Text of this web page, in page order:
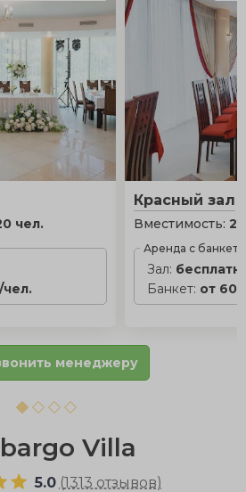
чел.
Красный зал
Вместимость:
Аренда с
Зал:
Банкет: от
менеджеру
Villa
5.0 (1313 отзывов)